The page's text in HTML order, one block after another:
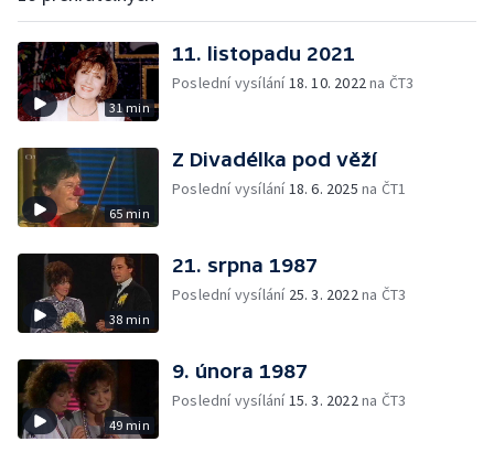
31 min
11. listopadu 2021
Poslední vysílání18. 10. 2022na ČT3
65 min
Z Divadélka pod věží
Poslední vysílání18. 6. 2025 na ČT1
38 min
21. srpna 1987
Poslední vysílání 25. 3. 2022na ČT3
49 min
9. února 1987
Poslední vysílání15. 3. 2022na ČT3